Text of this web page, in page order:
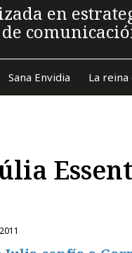
en
Sana Envidia La reina